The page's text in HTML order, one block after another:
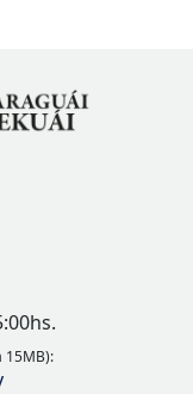
15MB):